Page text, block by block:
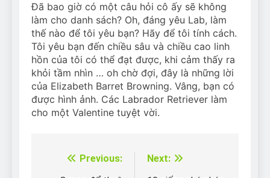
Đã bao giờ có một câu hỏi cô ấy sẽ không
làm cho danh sách? Oh, đáng yêu Lab, làm
thế nào để tôi yêu bạn? Hãy để tôi tính cách.
Tôi yêu bạn đến chiều sâu và chiều cao linh
hồn của tôi có thể đạt được, khi cảm thấy ra
khỏi tầm nhìn … oh chờ đợi, đây là những lời
của Elizabeth Barret Browning. Vâng, bạn có
được hình ảnh. Các Labrador Retriever làm
cho một Valentine tuyệt vời.
Điều
Previous:
Next: